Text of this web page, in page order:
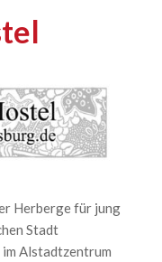
Herberge für jung
Stadt
Alstadtzentrum